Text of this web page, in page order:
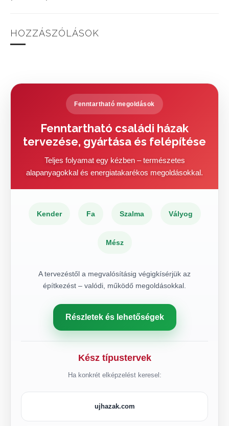
HOZZÁSZÓLÁSOK
Fenntartható megoldások
Fenntartható családi házak
tervezése, gyártása és felépítése
Teljes folyamat egy kézben – természetes
alapanyagokkal és energiatakarékos megoldásokkal.
Kender Fa Szalma Vályog
Mész
A tervezéstől a megvalósításig végigkísérjük az
építkezést – valódi, működő megoldásokkal.
Részletek és lehetőségek
Kész típustervek
Ha konkrét elképzelést keresel:
ujhazak.com